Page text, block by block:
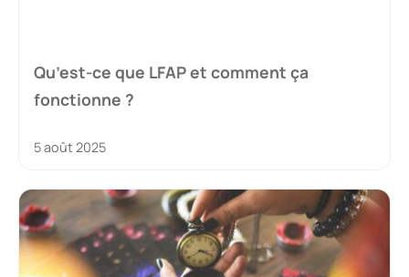
Qu’est-ce que LFAP et comment ça
fonctionne ?
5 août 2025